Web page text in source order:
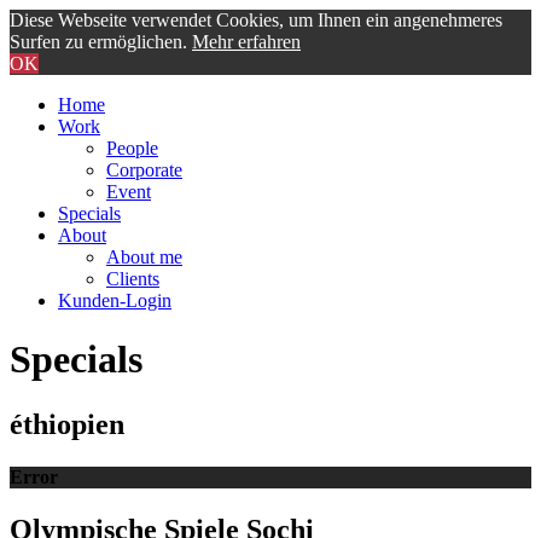
Diese Webseite verwendet Cookies, um Ihnen ein angenehmeres
Surfen zu ermöglichen. Mehr erfahren
OK
Home
Work
People
Corporate
Event
Specials
About
About me
Clients
Kunden-Login
Specials
éthiopien
Error
Olympische Spiele Sochi